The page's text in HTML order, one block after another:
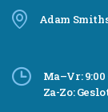
Adam
Ma–Vr: 9:00
Za-Zo: